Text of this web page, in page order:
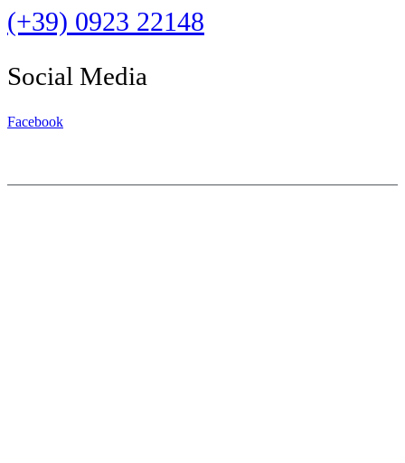
(+39) 0923 22148
Social Media
Facebook